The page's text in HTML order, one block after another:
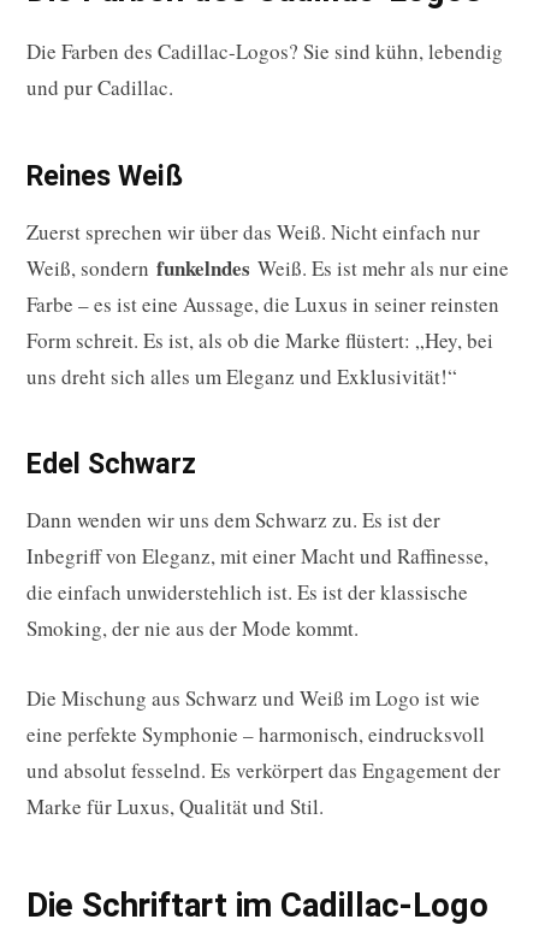
Die Farben des Cadillac-Logos? Sie sind kühn, lebendig
und pur Cadillac.
Reines Weiß
Zuerst sprechen wir über das Weiß. Nicht einfach nur
Weiß, sondern funkelndes Weiß. Es ist mehr als nur eine
Farbe – es ist eine Aussage, die Luxus in seiner reinsten
Form schreit. Es ist, als ob die Marke flüstert: „Hey, bei
uns dreht sich alles um Eleganz und Exklusivität!“
Edel Schwarz
Dann wenden wir uns dem Schwarz zu. Es ist der
Inbegriff von Eleganz, mit einer Macht und Raffinesse,
die einfach unwiderstehlich ist. Es ist der klassische
Smoking, der nie aus der Mode kommt.
Die Mischung aus Schwarz und Weiß im Logo ist wie
eine perfekte Symphonie – harmonisch, eindrucksvoll
und absolut fesselnd. Es verkörpert das Engagement der
Marke für Luxus, Qualität und Stil.
Die Schriftart im Cadillac-Logo